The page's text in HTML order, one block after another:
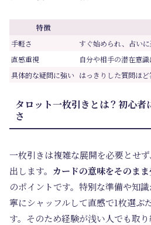
特徴
手軽さ
すぐ始められ、占い
直感重視
自分や相手の潜在意
具体的な疑問に強い はっきりした質問ほ
タロット一枚引きとは？初心
さ
一枚引きは複雑な展開を必要とせ
出します。 カードの意味をそのま
のポイントです。特別な準備や知
寧にシャッフルして直感で1枚選ぶ
す。そのため経験が浅い人でも取